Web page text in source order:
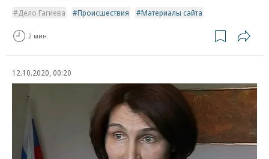
Дело Гагиева Происшествия Материалы сайта
2 мин.
12.10.2020, 00:20